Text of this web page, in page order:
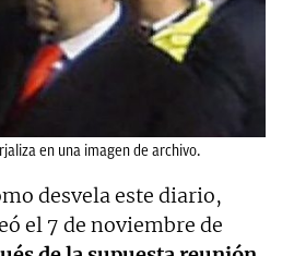
en una imagen de archivo.
desvela este diario,
el 7 de noviembre de